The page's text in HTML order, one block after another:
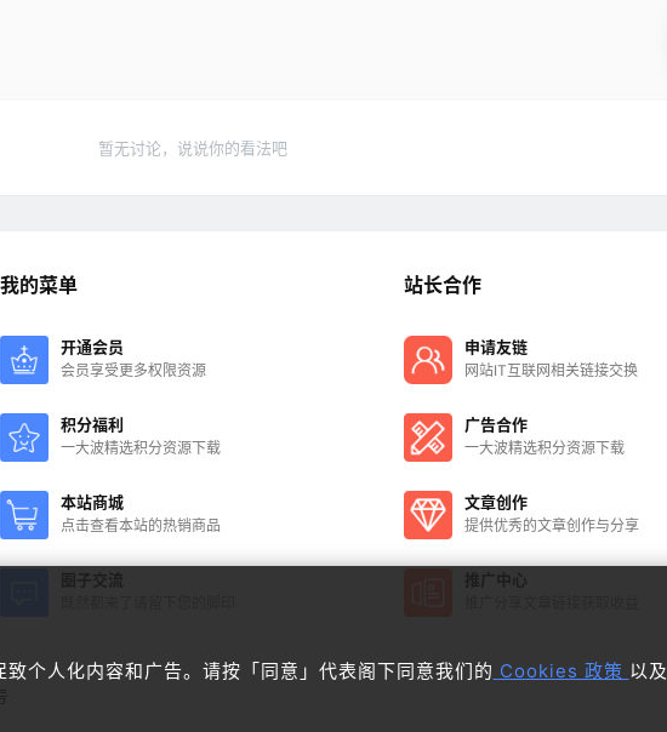
暂无讨论，说说你的看法吧
我的菜单
开通会员
会员享受更多权限资源
积分福利
一大波精选积分资源下载
本站商城
点击查看本站的热销商品
圈子交流
站长合作
申请友链
网站IT互联网相关链接交换
广告合作
一大波精选积分资源下载
文章创作
提供优秀的文章创作与分享
推广中心
个人化内容和广告。请按「同意」代表阁下同意我们的 Cookies 政策 以及